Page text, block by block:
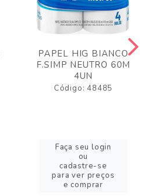
PAPEL HIG BIANCO
F.SIMP NEUTRO 60M
4UN
Código: 48485
Faça seu login
ou
cadastre-se
para ver preços
e comprar